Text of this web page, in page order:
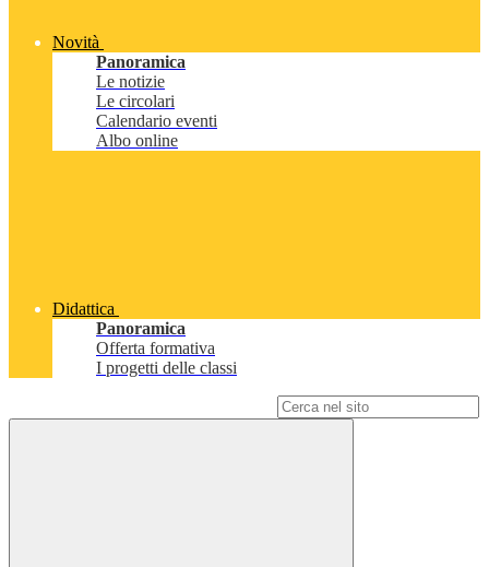
Novità
Panoramica
Le notizie
Le circolari
Calendario eventi
Albo online
Didattica
Panoramica
Offerta formativa
I progetti delle classi